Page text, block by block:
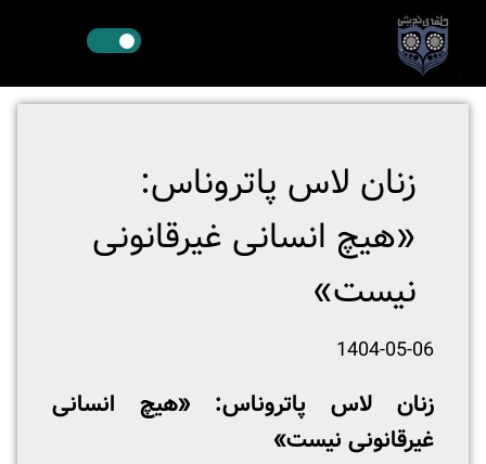
زنان لاس پاتروناس:
«هیچ انسانی غیرقانونی
نیست»
1404-05-06
زنان لاس پاتروناس: «هیچ انسانی
غیرقانونی نیست»